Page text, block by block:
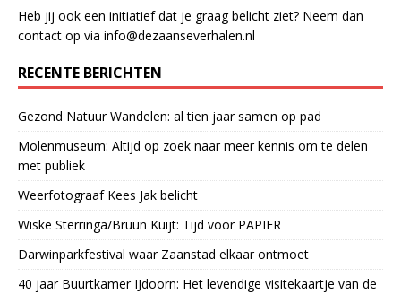
Heb jij ook een initiatief dat je graag belicht ziet? Neem dan
contact op via info@dezaanseverhalen.nl
RECENTE BERICHTEN
Gezond Natuur Wandelen: al tien jaar samen op pad
Molenmuseum: Altijd op zoek naar meer kennis om te delen
met publiek
Weerfotograaf Kees Jak belicht
Wiske Sterringa/Bruun Kuijt: Tijd voor PAPIER
Darwinparkfestival waar Zaanstad elkaar ontmoet
40 jaar Buurtkamer IJdoorn: Het levendige visitekaartje van de